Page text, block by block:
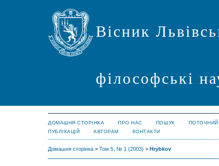
Вісник
філософські
ДОМАШНЯ СТОРІНКА ПРО НАС ПОШУК
ПОТОЧНИЙ
ПУБЛІКАЦІЙ
АВТОРАМ КОНТАКТИ
Домашня сторінка > Том 5, № 1 (2003) > Hrybkov